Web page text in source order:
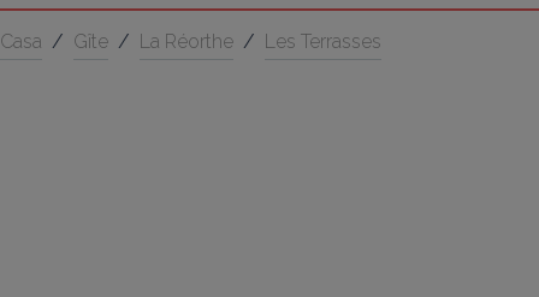
Casa / Gîte / La Réorthe / Les Terrasses